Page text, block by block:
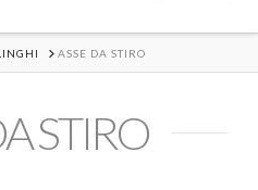
ASSE DA STIRO
STIRO